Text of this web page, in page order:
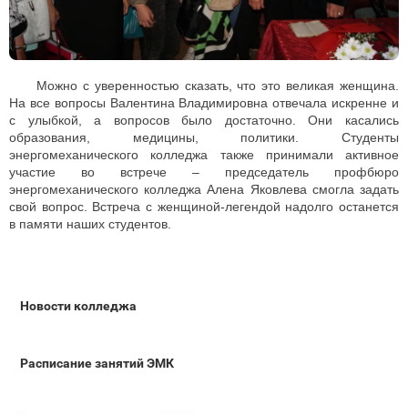
Новости колледжа
Расписание занятий ЭМК
Можно с уверенностью сказать, что это великая женщина.
На все вопросы Валентина Владимировна отвечала искренне и
с улыбкой, а вопросов было достаточно. Они касались
образования, медицины, политики. Студенты
энергомеханического колледжа также принимали активное
участие во встрече – председатель профбюро
энергомеханического колледжа Алена Яковлева смогла задать
свой вопрос. Встреча с женщиной-легендой надолго останется
в памяти наших студентов.